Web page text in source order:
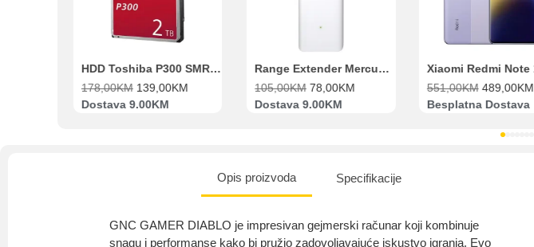
HDD Toshiba P300 SMR 3.5″ 2TB SATA III
178,00KM 139,00KM
Dostava 9.00KM
Range Extender Mercusys AX3000 ME80X Wi-Fi 6
105,00KM 78,00KM
Dostava 9.00KM
551,00KM 489,00KM
Besplatna Dostava
Opis proizvoda Specifikacije
GNC GAMER DIABLO je impresivan gejmerski računar koji kombinuje
snagu i performanse kako bi pružio zadovoljavajuće iskustvo igranja. Evo